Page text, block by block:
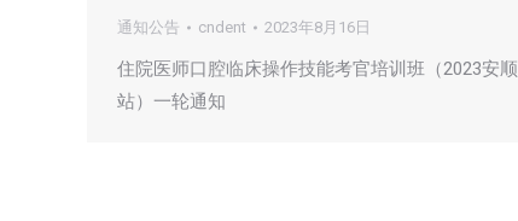
通知公告 cndent 2023年8月16日
住院医师口腔临床操作技能考官培训班（2023安顺
站）一轮通知